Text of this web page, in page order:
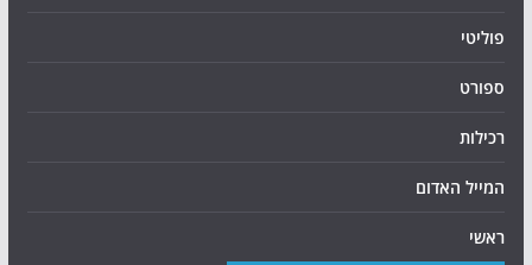
פוליטי
ספורט
רכילות
המייל האדום
ראשי